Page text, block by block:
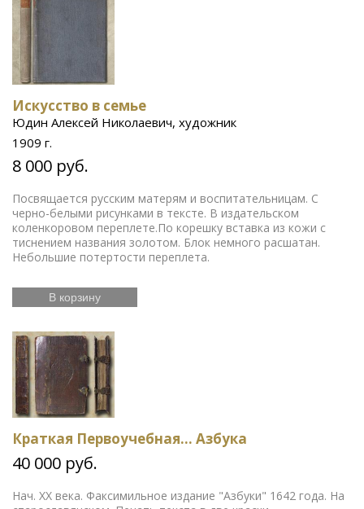
Искусство в семье
Юдин Алексей Николаевич, художник
1909 г.
8 000 руб.
Посвящается русским матерям и воспитательницам. С
черно-белыми рисунками в тексте. В издательском
коленкоровом переплете.По корешку вставка из кожи с
тиснением названия золотом. Блок немного расшатан.
Небольшие потертости переплета.
В корзину
Краткая Первоучебная... Азбука
40 000 руб.
Нач. ХХ века. Факсимильное издание "Азбуки" 1642 года. На